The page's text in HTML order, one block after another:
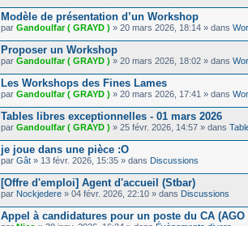
Modèle de présentation d’un Workshop
par Gandoulfar ( GRAYD ) » 20 mars 2026, 18:14 » dans
Proposer un Workshop
par Gandoulfar ( GRAYD ) » 20 mars 2026, 18:02 » dans
Les Workshops des Fines Lames
par Gandoulfar ( GRAYD ) » 20 mars 2026, 17:41 » dans
Tables libres exceptionnelles - 01 mars 2026
par Gandoulfar ( GRAYD ) » 25 févr. 2026, 14:57 » dans
je joue dans une pièce :O
par Gât » 13 févr. 2026, 15:35 » dans Discussions
[Offre d'emploi] Agent d'accueil (Stbar)
par Nockjedere » 04 févr. 2026, 22:10 » dans Discussions
Appel à candidatures pour un poste du CA (AGO